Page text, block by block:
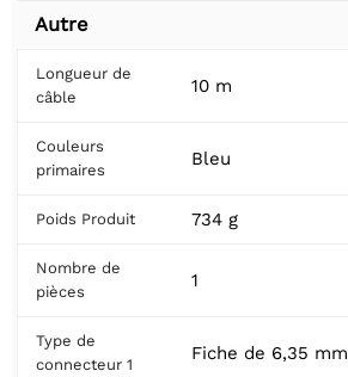
Autre
Longueur de
câble
10 m
Couleurs
primaires
Bleu
Poids Produit 734 g
Nombre de
pièces
1
Type de
connecteur 1
Fiche de 6,35 mm